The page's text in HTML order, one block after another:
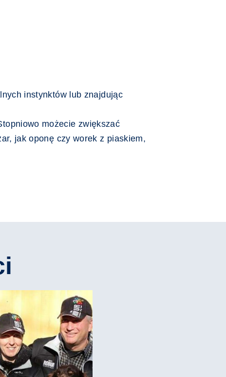
instynktów lub znajdując
możecie zwiększać
jak oponę czy worek z piaskiem,